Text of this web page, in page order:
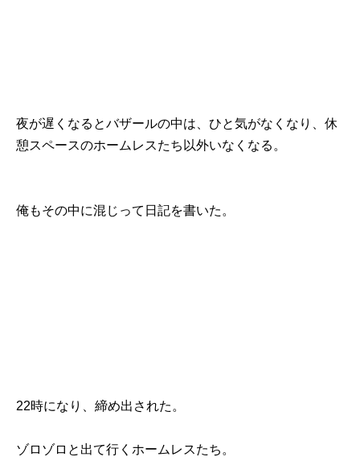
夜が遅くなるとバザールの中は、ひと気がなくなり、休
憩スペースのホームレスたち以外いなくなる。
俺もその中に混じって日記を書いた。
22時になり、締め出された。
ゾロゾロと出て行くホームレスたち。